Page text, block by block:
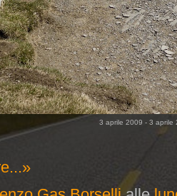
3 aprile 2009 - 3 aprile